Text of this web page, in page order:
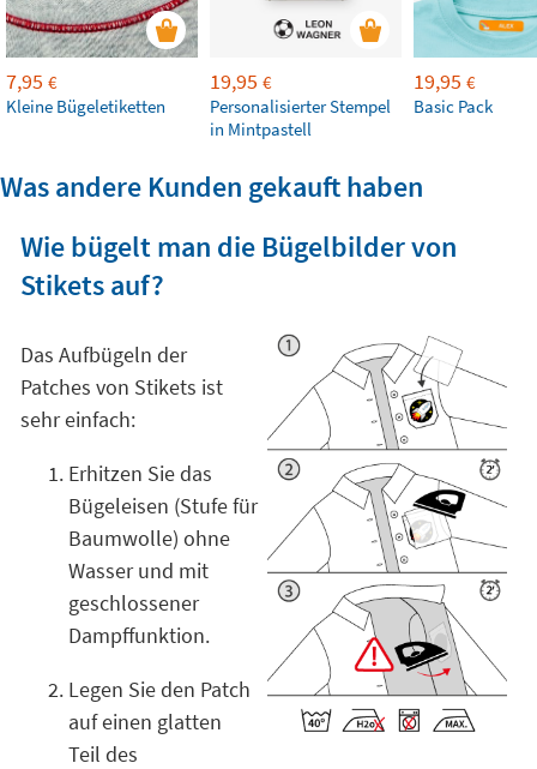
7,95 €
Kleine Bügeletiketten
19,95 €
Personalisierter Stempel
in Mintpastell
19,95 €
Basic Pack
Was andere Kunden gekauft haben
Wie bügelt man die Bügelbilder von
Stikets auf?
Das Aufbügeln der
Patches von Stikets ist
sehr einfach:
Erhitzen Sie das
Bügeleisen (Stufe für
Baumwolle) ohne
Wasser und mit
geschlossener
Dampffunktion.
Legen Sie den Patch
auf einen glatten
Teil des